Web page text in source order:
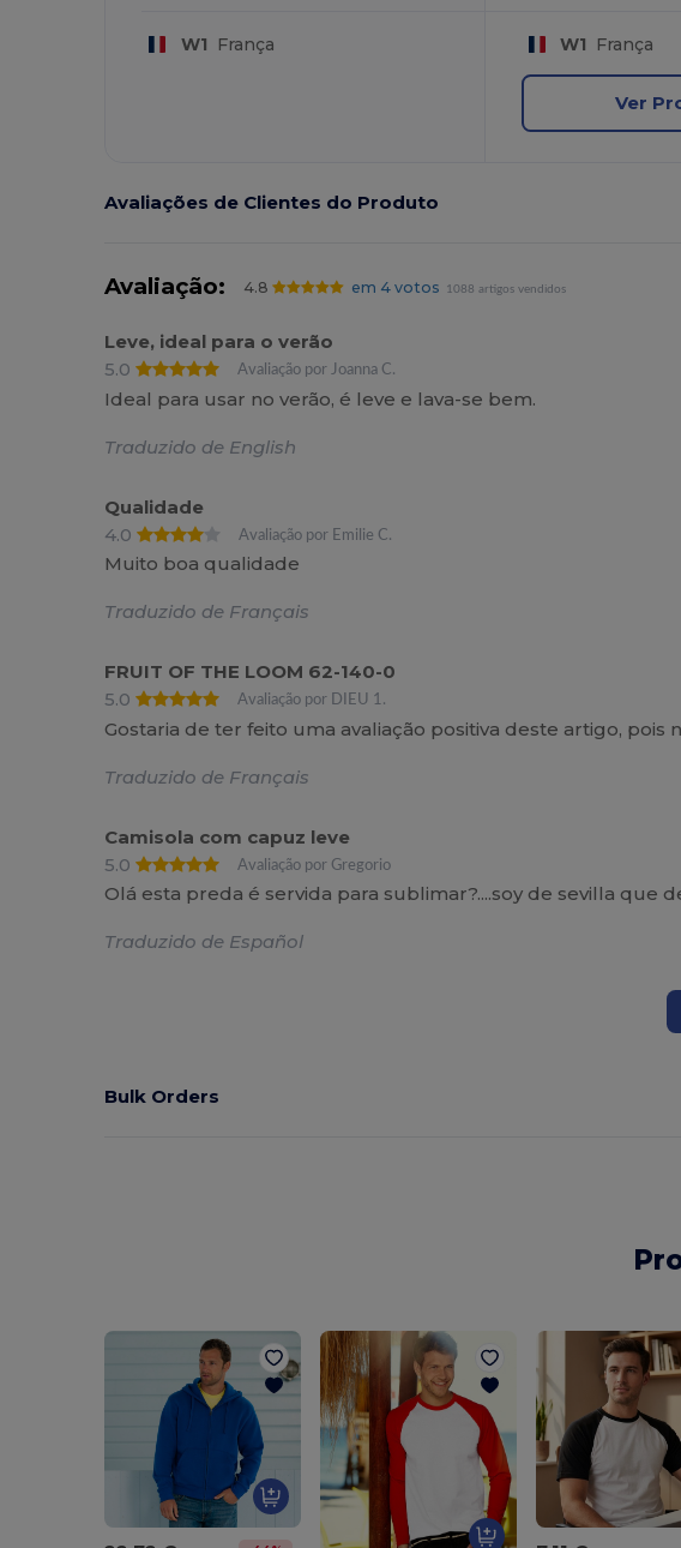
W1 França W1 França
Ver
Avaliações de Clientes do Produto
Avaliação: 4.8 em 4 votos 1088 artigos vendidos
Leve, ideal para o verão
5.0
Avaliação por Joanna C.
Ideal para usar no verão, é leve e lava-se bem.
Traduzido de English
Qualidade
4.0
Avaliação por Emilie C.
Muito boa qualidade
Traduzido de Français
FRUIT OF THE LOOM 62-140-0
5.0
Avaliação por DIEU 1.
Gostaria de ter feito uma avaliação positiva deste artigo,
Traduzido de Français
Camisola com capuz leve
5.0
Avaliação por Gregorio
Olá esta preda é servida para sublimar?....soy de sevilla que
Traduzido de Español
Bulk Orders